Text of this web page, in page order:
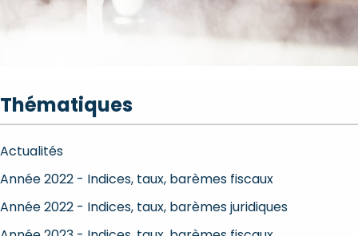
Thématiques
Actualités
Année 2022 - Indices, taux, barèmes fiscaux
Année 2022 - Indices, taux, barèmes juridiques